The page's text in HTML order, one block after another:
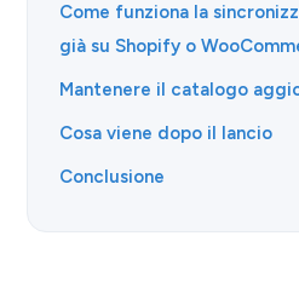
Come funziona la
già su Shopify o
Mantenere il catalogo
Cosa viene dopo il lancio
Conclusione